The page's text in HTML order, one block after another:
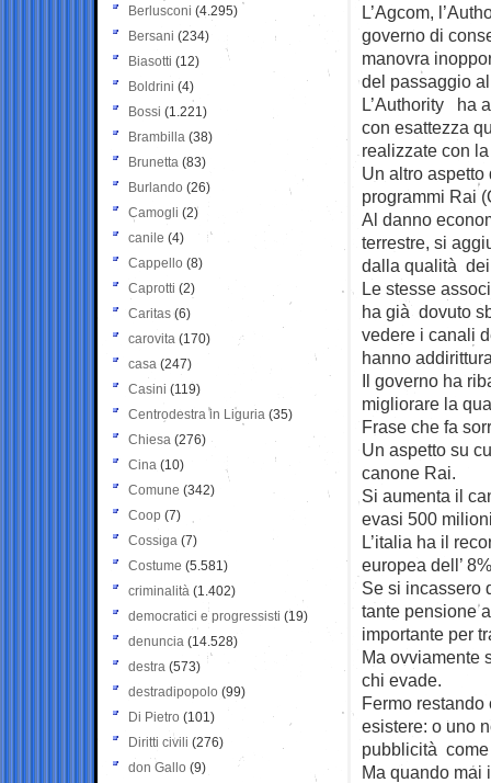
L’Agcom,
governo di
manovra
del passaggio
L’Authority ha
con esattezza
realizzate con
Un altro
programmi Rai
Al danno
terrestre, si
dalla qualità
Le stesse
ha già dovuto
vedere i canali
hanno
Il governo ha
migliorare la
Frase che fa
Un aspetto su
canone Rai.
Si aumenta il
evasi 500
L’italia ha il
europea dell’
Se si incassero
tante pensione
importante per
Ma ovviamente
chi evade.
Fermo
esistere: o uno
pubblicità
Ma quando mai
Berlusconi (4.295)
Bersani (234)
Biasotti (12)
Boldrini (4)
Bossi (1.221)
Brambilla (38)
Brunetta (83)
Burlando (26)
Camogli (2)
canile (4)
Cappello (8)
Caprotti (2)
Caritas (6)
carovita (170)
casa (247)
Casini (119)
Centrodestra in Liguria (35)
Chiesa (276)
Cina (10)
Comune (342)
Coop (7)
Cossiga (7)
Costume (5.581)
criminalità (1.402)
democratici e progressisti (19)
denuncia (14.528)
destra (573)
destradipopolo (99)
Di Pietro (101)
Diritti civili (276)
don Gallo (9)